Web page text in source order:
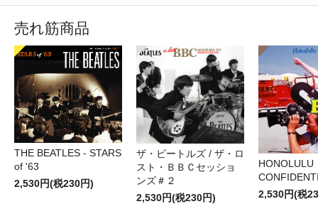
売れ筋商品
THE BEATLES - STARS
of '63
2,530円(税230円)
ザ・ビートルズ / ザ・ロ
スト・ＢＢＣセッショ
ンズ＃２
2,530円(税230円)
HONOLULU
2,530円(税